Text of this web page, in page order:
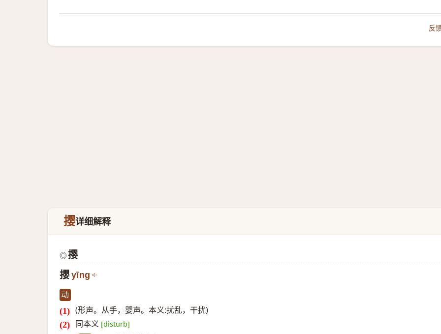
反
撄详细解释
◎撄
攖 yīng
动
(形声。从手，婴声。本义:扰乱，干扰)
同本义 [disturb]